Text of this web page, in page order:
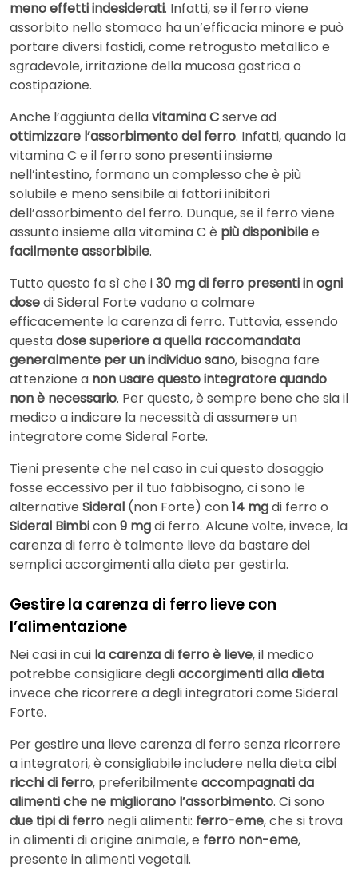
meno effetti indesiderati. Infatti, se il ferro viene
assorbito nello stomaco ha un’efficacia minore e può
portare diversi fastidi, come retrogusto metallico e
sgradevole, irritazione della mucosa gastrica o
costipazione.
Anche l’aggiunta dellavitamina Cserve ad
ottimizzare l’assorbimento del ferro. Infatti, quando la
vitamina C e il ferro sono presenti insieme
nell’intestino, formano un complesso che è più
solubile e meno sensibile ai fattori inibitori
dell’assorbimento del ferro. Dunque, se il ferro viene
assunto insieme alla vitamina C è più disponibilee
facilmente assorbibile.
Tutto questo fa sì che i30 mg di ferro presenti in ogni
dosedi Sideral Forte vadano a colmare
efficacemente la carenza di ferro. Tuttavia, essendo
questadose superiore a quella raccomandata
generalmente per un individuo sano, bisogna fare
attenzione a non usare questo integratore quando
non è necessario. Per questo, è sempre bene che sia il
medico a indicare la necessità di assumere un
integratore come Sideral Forte.
Tieni presente che nel caso in cui questo dosaggio
fosse eccessivo per il tuo fabbisogno, ci sono le
alternative Sideral (non Forte) con14 mgdi ferro o
Sideral Bimbicon9 mgdi ferro. Alcune volte, invece, la
carenza di ferro è talmente lieve da bastare dei
semplici accorgimenti alla dieta per gestirla.
Gestire la carenza di ferro lieve con
l’alimentazione
Nei casi in cui la carenza di ferro è lieve, il medico
potrebbe consigliare degliaccorgimenti alla dieta
invece che ricorrere a degli integratori come Sideral
Forte.
Per gestire una lieve carenza di ferro senza ricorrere
a integratori, è consigliabile includere nella dietacibi
ricchi di ferro, preferibilmente accompagnati da
alimenti che ne migliorano l’assorbimento. Ci sono
due tipi di ferro negli alimenti: ferro-eme, che si trova
in alimenti di origine animale, e ferro non-eme,
presente in alimenti vegetali.